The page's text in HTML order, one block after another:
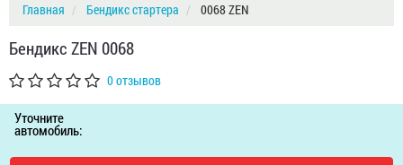
Главная Бендикс стартера 0068 ZEN
Бендикс ZEN 0068
0 отзывов
Уточните
автомобиль: